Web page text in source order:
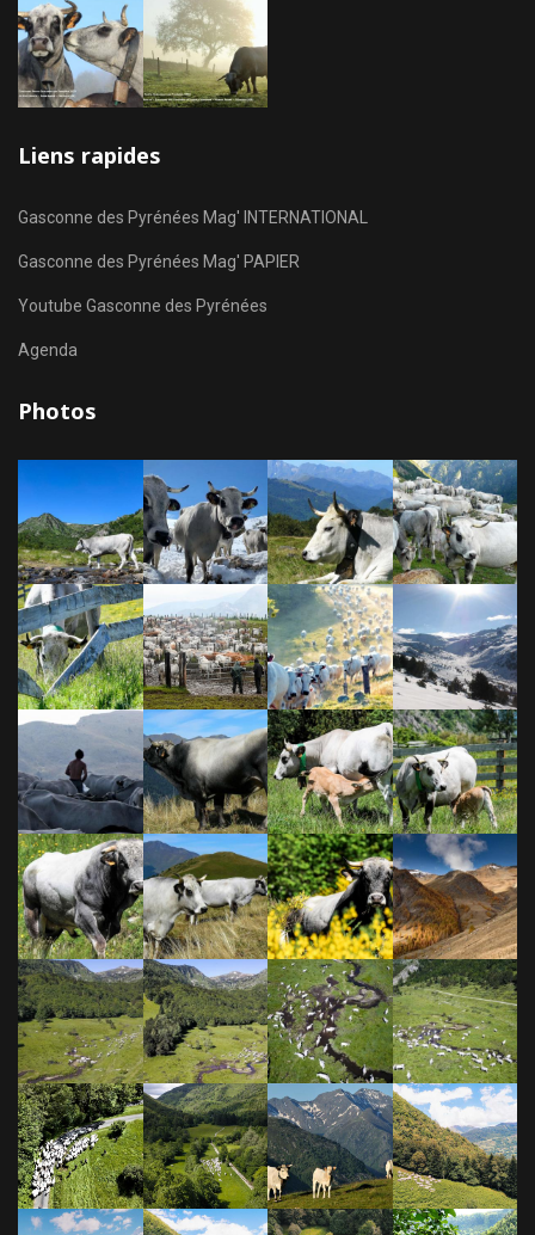
Liens rapides
Gasconne des Pyrénées Mag' INTERNATIONAL
Gasconne des Pyrénées Mag' PAPIER
Youtube Gasconne des Pyrénées
Agenda
Photos